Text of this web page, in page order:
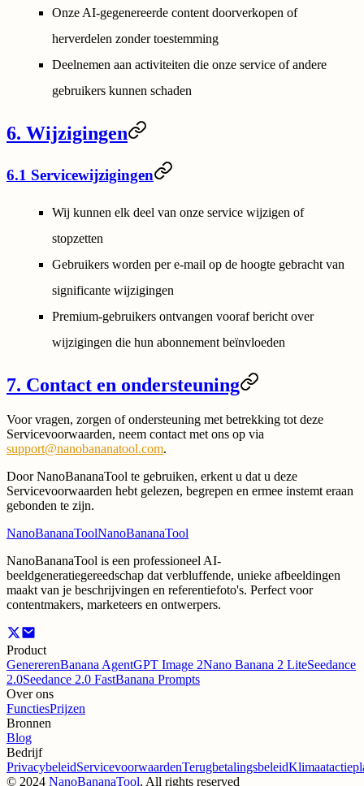
Onze AI-gegenereerde content doorverkopen of
herverdelen zonder toestemming
Deelnemen aan activiteiten die onze service of andere
gebruikers kunnen schaden
6. Wijzigingen
6.1 Servicewijzigingen
Wij kunnen elk deel van onze service wijzigen of
stopzetten
Gebruikers worden per e-mail op de hoogte gebracht van
significante wijzigingen
Premium-gebruikers ontvangen vooraf bericht over
wijzigingen die hun abonnement beïnvloeden
7. Contact en ondersteuning
Voor vragen, zorgen of ondersteuning met betrekking tot deze
Servicevoorwaarden, neem contact met ons op via
support@nanobananatool.com.
Door NanoBananaTool te gebruiken, erkent u dat u deze
Servicevoorwaarden hebt gelezen, begrepen en ermee instemt eraan
gebonden te zijn.
NanoBananaToolNanoBananaTool
NanoBananaTool is een professioneel AI-
beeldgeneratiegereedschap dat verbluffende, unieke afbeeldingen
maakt van je beschrijvingen en referentiefoto's. Perfect voor
contentmakers, marketeers en ontwerpers.
Product
GenererenBanana AgentGPT Image 2Nano Banana 2 LiteSeedance
2.0Seedance 2.0 FastBanana Prompts
Over ons
FunctiesPrijzen
Bronnen
Blog
Bedrijf
PrivacybeleidServicevoorwaardenTerugbetalingsbeleid
© 2024 NanoBananaTool, All rights reserved